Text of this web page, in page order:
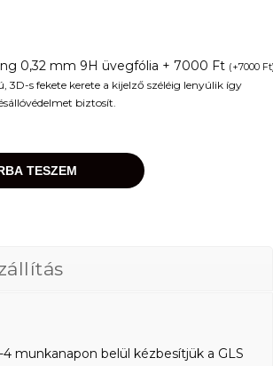
0,32 mm 9H üvegfólia + 7000 Ft (+7000 Ft
3D-s fekete kerete a kijelző széléig lenyúlik így
biztosít.
TESZEM
munkanapon belül kézbesítjük a GLS